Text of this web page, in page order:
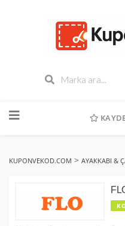
geç
KUPONVEKOD.COM > AYAKKABI &